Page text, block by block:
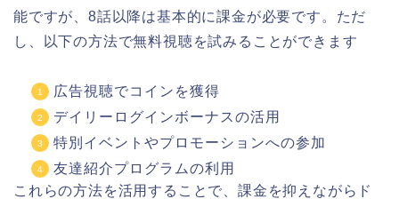
能ですが、8話以降は基本的に課金が必要です。ただ
し、以下の方法で無料視聴を試みることができます
広告視聴でコインを獲得
デイリーログインボーナスの活用
特別イベントやプロモーションへの参加
友達紹介プログラムの利用
これらの方法を活用することで、課金を抑えながらド